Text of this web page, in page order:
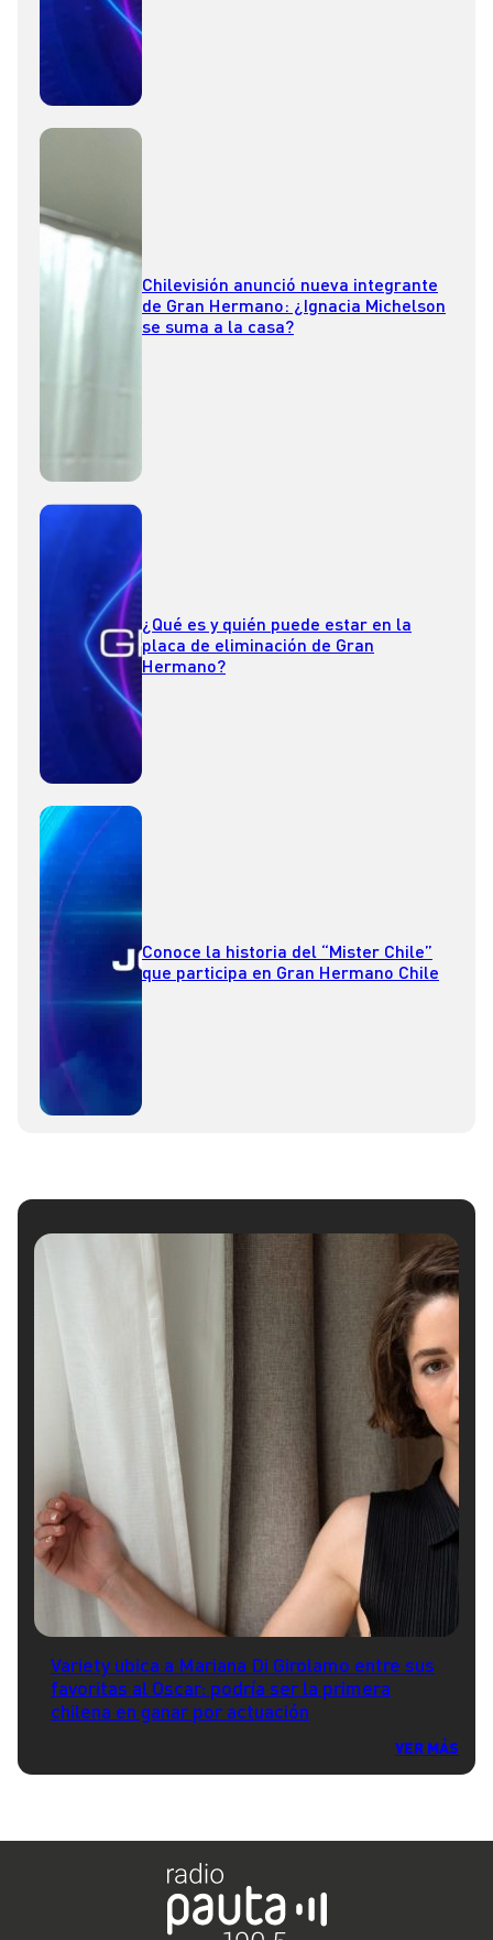
Chilevisión anunció nueva integrante
de Gran Hermano: ¿Ignacia Michelson
se suma a la casa?
¿Qué es y quién puede estar en la
placa de eliminación de Gran
Hermano?
Conoce la historia del “Mister Chile”
que participa en Gran Hermano Chile
Variety ubica a Mariana Di Girolamo entre sus
favoritas al Oscar: podría ser la primera
chilena en ganar por actuación
VER MÁS